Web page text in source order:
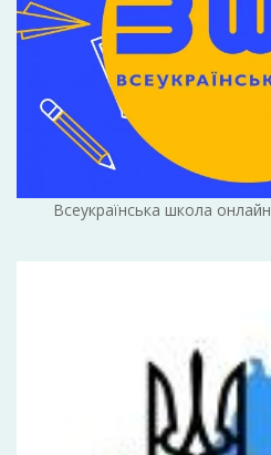
Всеукраїнська школа онлайн